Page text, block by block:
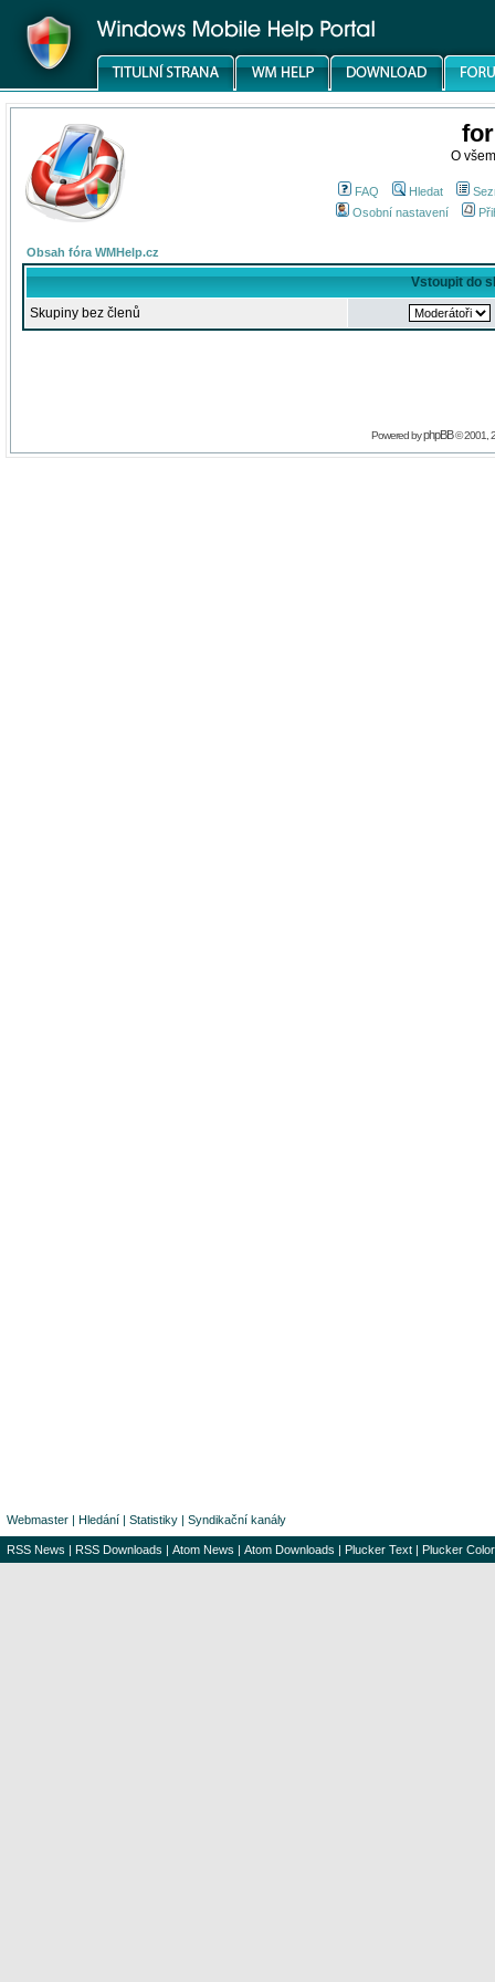
O
FAQ Hledat
Osobní nastavení
Obsah fóra WMHelp.cz
Vstoupit do
Skupiny bez členů
Powered byphpBB© 2001,
Webmaster | Hledání | Statistiky | Syndikační kanály
RSS News | RSS Downloads | Atom News | Atom Downloads | Plucker Text | Plucker Color